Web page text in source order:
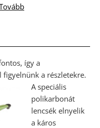
így a
a részletekre.
A speciális
polikarbonát
lencsék elnyelik
a káros